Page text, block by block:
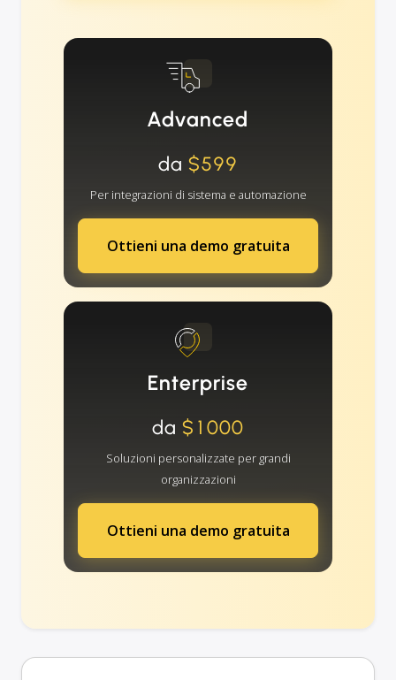
Advanced
da$599
Per integrazioni di sistema e automazione
Ottieni una demo gratuita
Enterprise
da$1000
Soluzioni personalizzate per grandi
organizzazioni
Ottieni una demo gratuita